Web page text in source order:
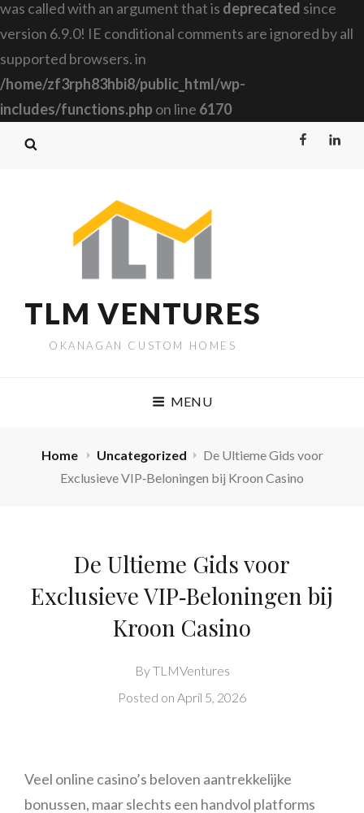
was called with an argument that is deprecated since
version 6.9.0! IE conditional comments are ignored by all
supported browsers. in
/home/zf3rph83hbi8/public_html/wp-
includes/functions.phpon line 6170
Facebook
TLM VENTURES
OKANAGAN CUSTOM HOMES
MENU
Home Uncategorized
De Ultieme Gids voor
Exclusieve VIP‑Beloningen bij Kroon Casino
De Ultieme Gids voor
Exclusieve VIP‑Beloningen bij
Kroon Casino
ByTLMVentures
Posted on April 5, 2026
Veel online casino’s beloven aantrekkelijke
bonussen, maar slechts een handvol platforms